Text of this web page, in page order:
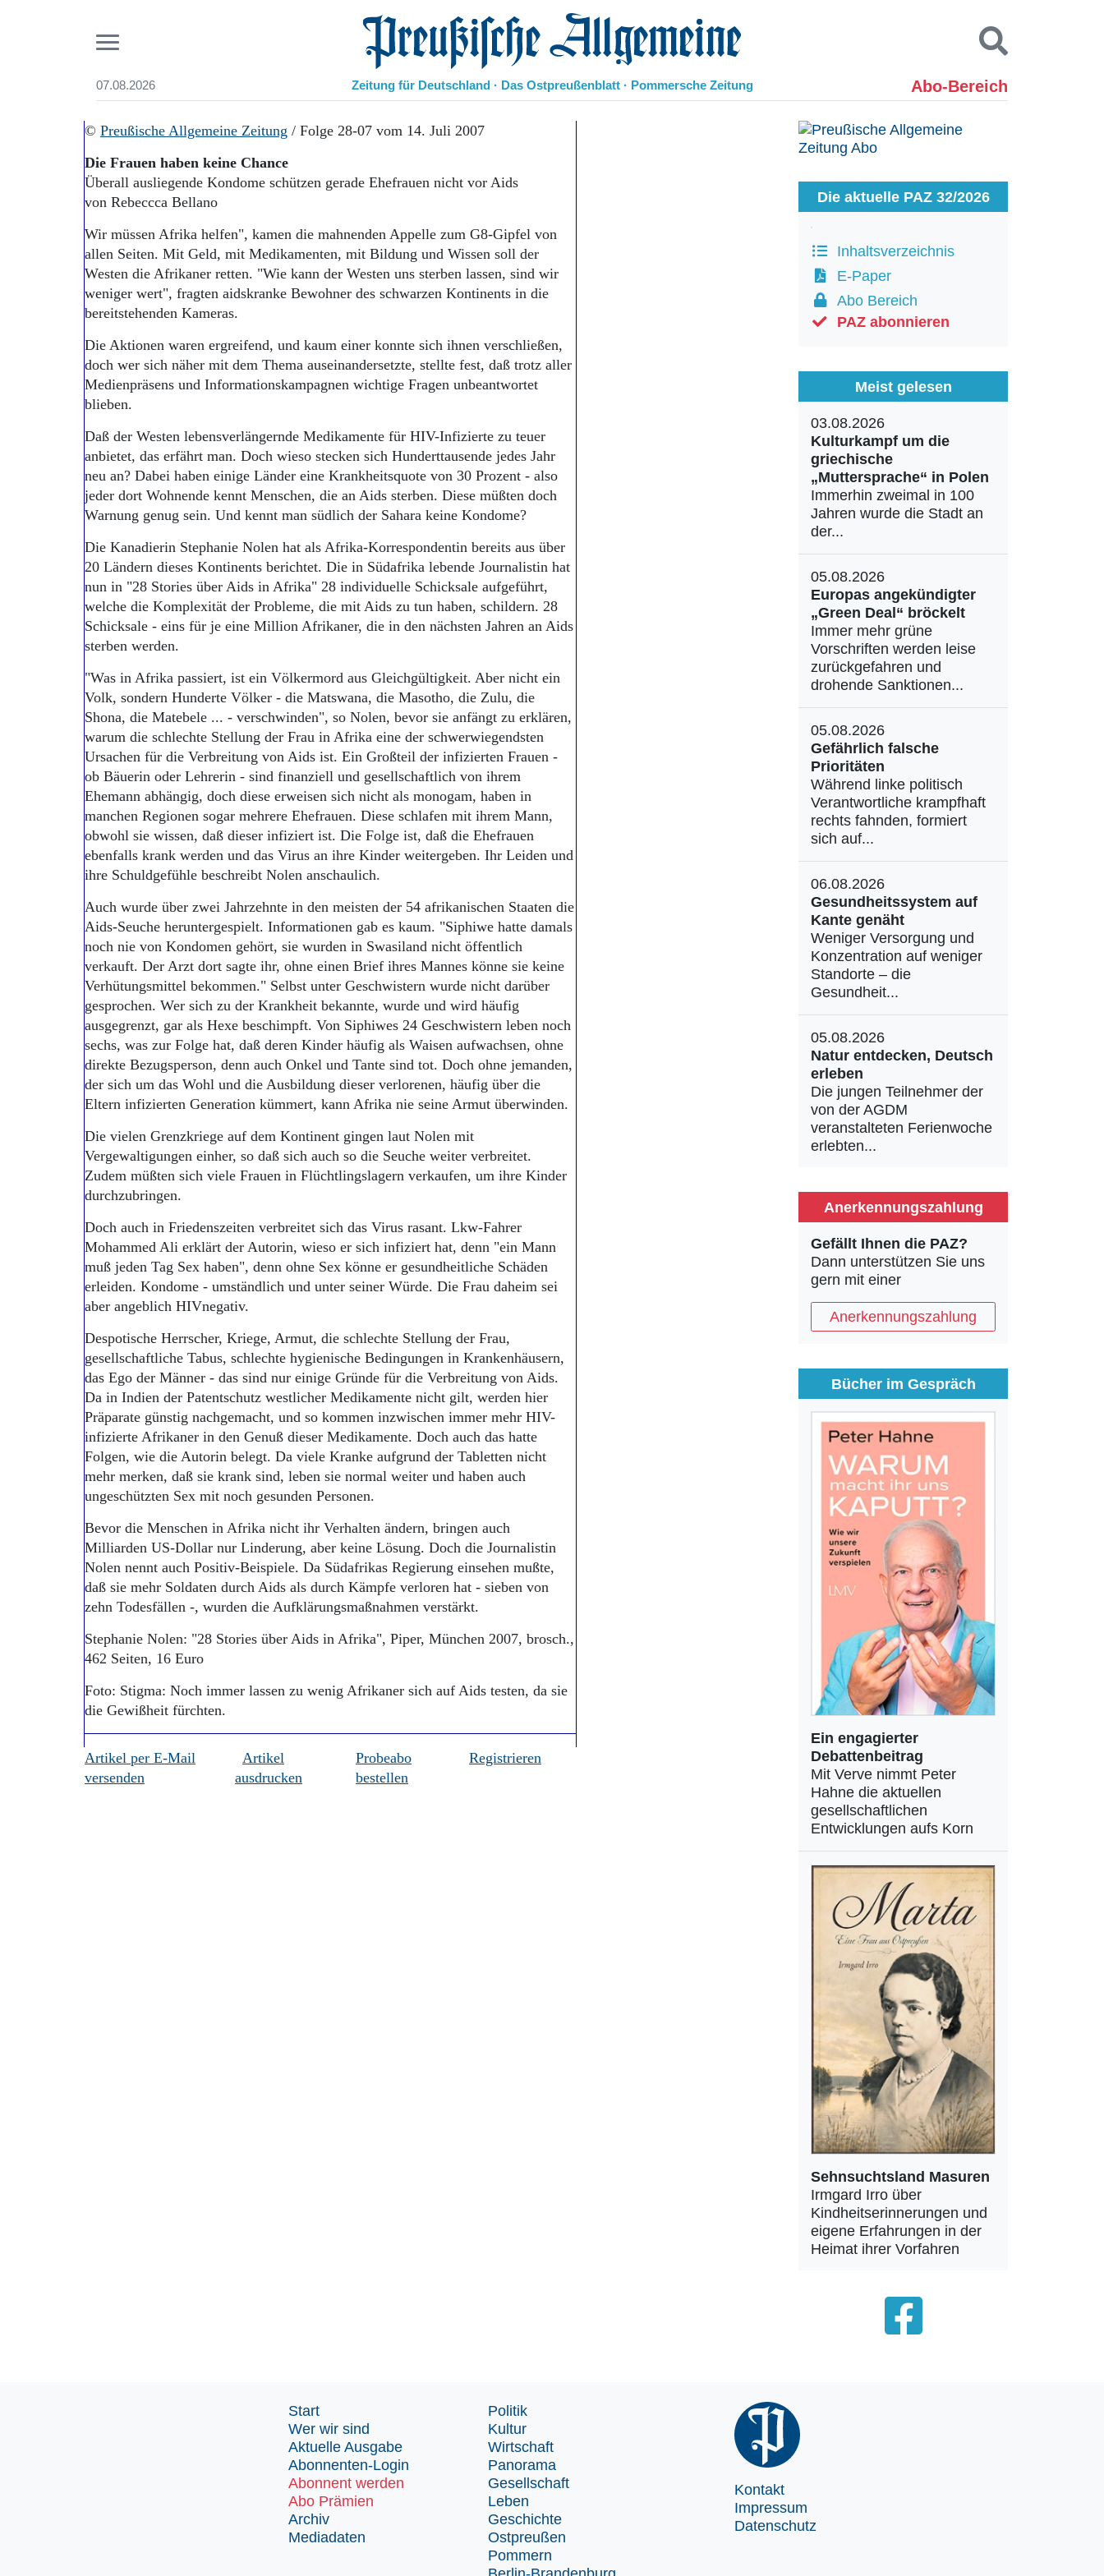
07.08.2026 Preußische Allgemeine Zeitung
Zeitung für Deutschland · Das Ostpreußenblatt · Pommersche Zeitung Abo-Bereich
Start
Aktuelle Ausgabe
Abonnenten-Login
Abonnent werden
Archiv
Mediadaten
Panorama
Geschichte
Ostpreußen
Pommern
Berlin-Brandenburg
Bücher
Kontakt
Suchen und finden
© Preußische Allgemeine Zeitung / Folge 28-07 vom 14. Juli 2007
Die Frauen haben keine Chance
Überall ausliegende Kondome schützen gerade Ehefrauen nicht vor Aids
von Rebeccca Bellano
Wir müssen Afrika helfen", kamen die mahnenden Appelle zum G8-Gipfel von
allen Seiten. Mit Geld, mit Medikamenten, mit Bildung und Wissen soll der
Westen die Afrikaner retten. "Wie kann der Westen uns sterben lassen, sind wir
weniger wert", fragten aidskranke Bewohner des schwarzen Kontinents in die
bereitstehenden Kameras.
Die Aktionen waren ergreifend, und kaum einer konnte sich ihnen verschließen,
doch wer sich näher mit dem Thema auseinandersetzte, stellte fest, daß trotz aller
Medienpräsens und Informationskampagnen wichtige Fragen unbeantwortet
blieben.
Daß der Westen lebensverlängernde Medikamente für HIV-Infizierte zu teuer
anbietet, das erfährt man. Doch wieso stecken sich Hunderttausende jedes Jahr
neu an? Dabei haben einige Länder eine Krankheitsquote von 30 Prozent - also
jeder dort Wohnende kennt Menschen, die an Aids sterben. Diese müßten doch
Warnung genug sein. Und kennt man südlich der Sahara keine Kondome?
Die Kanadierin Stephanie Nolen hat als Afrika-Korrespondentin bereits aus über
20 Ländern dieses Kontinents berichtet. Die in Südafrika lebende Journalistin hat
nun in "28 Stories über Aids in Afrika" 28 individuelle Schicksale aufgeführt,
welche die Komplexität der Probleme, die mit Aids zu tun haben, schildern. 28
Schicksale - eins für je eine Million Afrikaner, die in den nächsten Jahren an Aids
sterben werden.
"Was in Afrika passiert, ist ein Völkermord aus Gleichgültigkeit. Aber nicht ein
Volk, sondern Hunderte Völker - die Matswana, die Masotho, die Zulu, die
Shona, die Matebele ... - verschwinden", so Nolen, bevor sie anfängt zu erklären,
warum die schlechte Stellung der Frau in Afrika eine der schwerwiegendsten
Ursachen für die Verbreitung von Aids ist. Ein Großteil der infizierten Frauen -
ob Bäuerin oder Lehrerin - sind finanziell und gesellschaftlich von ihrem
Ehemann abhängig, doch diese erweisen sich nicht als monogam, haben in
manchen Regionen sogar mehrere Ehefrauen. Diese schlafen mit ihrem Mann,
obwohl sie wissen, daß dieser infiziert ist. Die Folge ist, daß die Ehefrauen
ebenfalls krank werden und das Virus an ihre Kinder weitergeben. Ihr Leiden und
ihre Schuldgefühle beschreibt Nolen anschaulich.
Auch wurde über zwei Jahrzehnte in den meisten der 54 afrikanischen Staaten die
Aids-Seuche heruntergespielt. Informationen gab es kaum. "Siphiwe hatte damals
noch nie von Kondomen gehört, sie wurden in Swasiland nicht öffentlich
verkauft. Der Arzt dort sagte ihr, ohne einen Brief ihres Mannes könne sie keine
Verhütungsmittel bekommen." Selbst unter Geschwistern wurde nicht darüber
gesprochen. Wer sich zu der Krankheit bekannte, wurde und wird häufig
ausgegrenzt, gar als Hexe beschimpft. Von Siphiwes 24 Geschwistern leben noch
sechs, was zur Folge hat, daß deren Kinder häufig als Waisen aufwachsen, ohne
direkte Bezugsperson, denn auch Onkel und Tante sind tot. Doch ohne jemanden,
der sich um das Wohl und die Ausbildung dieser verlorenen, häufig über die
Eltern infizierten Generation kümmert, kann Afrika nie seine Armut überwinden.
Die vielen Grenzkriege auf dem Kontinent gingen laut Nolen mit
Vergewaltigungen einher, so daß sich auch so die Seuche weiter verbreitet.
Zudem müßten sich viele Frauen in Flüchtlingslagern verkaufen, um ihre Kinder
durchzubringen.
Doch auch in Friedenszeiten verbreitet sich das Virus rasant. Lkw-Fahrer
Mohammed Ali erklärt der Autorin, wieso er sich infiziert hat, denn "ein Mann
muß jeden Tag Sex haben", denn ohne Sex könne er gesundheitliche Schäden
erleiden. Kondome - umständlich und unter seiner Würde. Die Frau daheim sei
aber angeblich HIVnegativ.
Despotische Herrscher, Kriege, Armut, die schlechte Stellung der Frau,
gesellschaftliche Tabus, schlechte hygienische Bedingungen in Krankenhäusern,
das Ego der Männer - das sind nur einige Gründe für die Verbreitung von Aids.
Da in Indien der Patentschutz westlicher Medikamente nicht gilt, werden hier
Präparate günstig nachgemacht, und so kommen inzwischen immer mehr HIV-
infizierte Afrikaner in den Genuß dieser Medikamente. Doch auch das hatte
Folgen, wie die Autorin belegt. Da viele Kranke aufgrund der Tabletten nicht
mehr merken, daß sie krank sind, leben sie normal weiter und haben auch
ungeschützten Sex mit noch gesunden Personen.
Bevor die Menschen in Afrika nicht ihr Verhalten ändern, bringen auch
Milliarden US-Dollar nur Linderung, aber keine Lösung. Doch die Journalistin
Nolen nennt auch Positiv-Beispiele. Da Südafrikas Regierung einsehen mußte,
daß sie mehr Soldaten durch Aids als durch Kämpfe verloren hat - sieben von
zehn Todesfällen -, wurden die Aufklärungsmaßnahmen verstärkt.
Stephanie Nolen: "28 Stories über Aids in Afrika", Piper, München 2007, brosch.,
462 Seiten, 16 Euro
Foto: Stigma: Noch immer lassen zu wenig Afrikaner sich auf Aids testen, da sie
die Gewißheit fürchten.
Artikel per E-Mail
versenden
Artikel
ausdrucken
Probeabo
bestellen
Registrieren
Die aktuelle PAZ 32/2026
Inhaltsverzeichnis
E-Paper
Abo Bereich
PAZ abonnieren
Meist gelesen
03.08.2026
Kulturkampf um die
griechische
„Muttersprache“ in Polen
Immerhin zweimal in 100
Jahren wurde die Stadt an
der...
05.08.2026
Europas angekündigter
„Green Deal“ bröckelt
Immer mehr grüne
Vorschriften werden leise
zurückgefahren und
drohende Sanktionen...
05.08.2026
Gefährlich falsche
Prioritäten
Während linke politisch
Verantwortliche krampfhaft
rechts fahnden, formiert
sich auf...
06.08.2026
Gesundheitssystem auf
Kante genäht
Weniger Versorgung und
Konzentration auf weniger
Standorte – die
Gesundheit...
05.08.2026
Natur entdecken, Deutsch
erleben
Die jungen Teilnehmer der
von der AGDM
veranstalteten Ferienwoche
erlebten...
Anerkennungszahlung
Gefällt Ihnen die PAZ?
Dann unterstützen Sie uns
gern mit einer
Anerkennungszahlung
Bücher im Gespräch
Ein engagierter
Debattenbeitrag
Mit Verve nimmt Peter
Hahne die aktuellen
gesellschaftlichen
Entwicklungen aufs Korn
Sehnsuchtsland Masuren
Irmgard Irro über
Kindheitserinnerungen und
eigene Erfahrungen in der
Heimat ihrer Vorfahren
Start
Wer wir sind
Aktuelle Ausgabe
Abonnenten-Login
Abonnent werden
Abo Prämien
Archiv
Mediadaten
Politik
Kultur
Wirtschaft
Panorama
Gesellschaft
Leben
Geschichte
Ostpreußen
Pommern
Kontakt
Impressum
Datenschutz